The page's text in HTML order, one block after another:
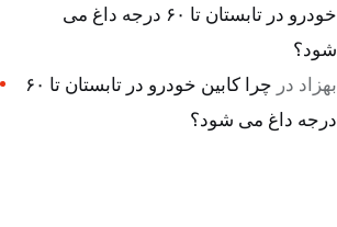
خودرو در تابستان تا ۶۰ درجه داغ می
شود؟
بهزاد در
چرا کابین خودرو در تابستان تا ۶۰
درجه داغ می شود؟